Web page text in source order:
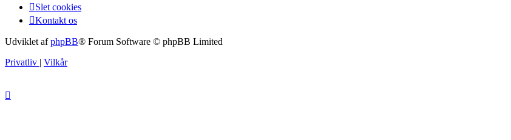
Slet cookies
Kontakt os
Udviklet afphpBB® Forum Software © phpBB Limited
Privatliv | Vilkår